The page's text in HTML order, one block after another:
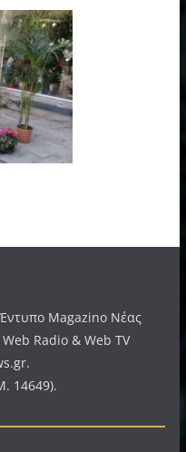
Magazino Νέας
Radio & Web TV
14649).